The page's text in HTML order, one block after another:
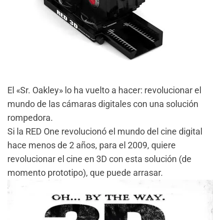
El «Sr. Oakley» lo ha vuelto a hacer: revolucionar el
mundo de las cámaras digitales con una solución
rompedora.
Si la RED One revolucionó el mundo del cine digital
hace menos de 2 años, para el 2009, quiere
revolucionar el cine en 3D con esta solución (de
momento prototipo), que puede arrasar.